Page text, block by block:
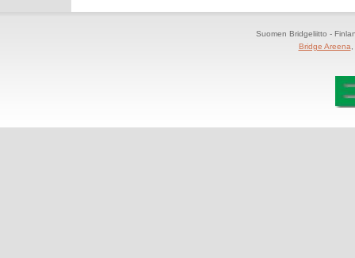
Suomen Bridgeliitto -
Bridge Areena